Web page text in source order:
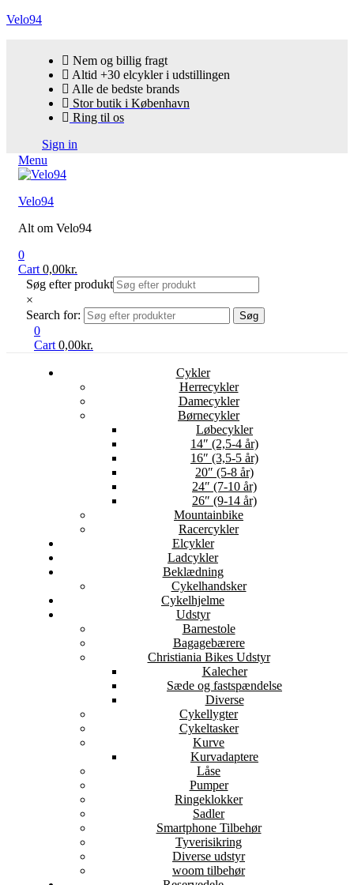
Velo94
Nem og billig fragt
Altid +30 elcykler i udstillingen
Alle de bedste brands
Stor butik i København
Ring til os
Sign in
Menu
Velo94
Alt om Velo94
0
Cart 0,00kr.
Søg efter produkt
×
Search for:
Søg
0
Cart 0,00kr.
Cykler
Herrecykler
Damecykler
Børnecykler
Løbecykler
14″ (2,5-4 år)
16″ (3,5-5 år)
20″ (5-8 år)
24″ (7-10 år)
26″ (9-14 år)
Mountainbike
Racercykler
Elcykler
Ladcykler
Beklædning
Cykelhandsker
Cykelhjelme
Udstyr
Barnestole
Bagagebærere
Christiania Bikes Udstyr
Kalecher
Sæde og fastspændelse
Diverse
Cykellygter
Cykeltasker
Kurve
Kurvadaptere
Låse
Pumper
Ringeklokker
Sadler
Smartphone Tilbehør
Tyverisikring
Diverse udstyr
woom tilbehør